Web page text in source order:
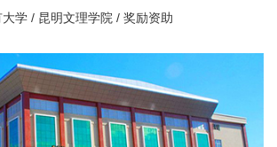
大学 / 昆明文理学院 / 奖励资助